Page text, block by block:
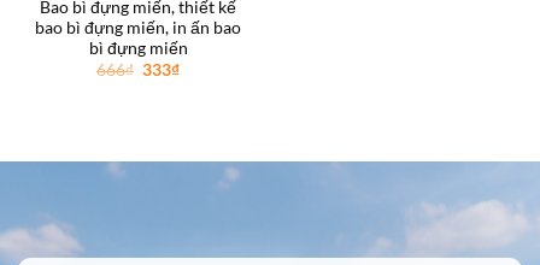
Bao bì đựng miến, thiết kế
bao bì đựng miến, in ấn bao
bì đựng miến
666₫ Giá
333₫Giá